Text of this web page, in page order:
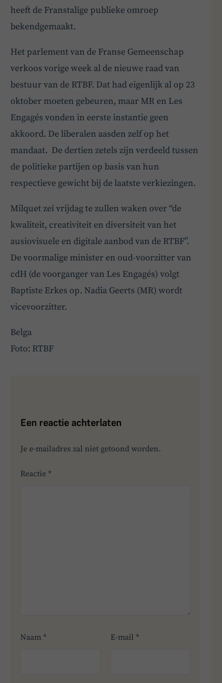
heeft de Franstalige publieke omroep
bekendgemaakt.
Het parlement van de Franse Gemeenschap
verkoos vorige week al de nieuwe raad van
bestuur van de RTBF. Dat had eigenlijk al op 23
oktober moeten gebeuren, maar MR en Les
Engagés vonden in eerste instantie geen
akkoord. De liberalen aasden zelf op het
mandaat. De dertien zetels zijn verdeeld tussen
de politieke partijen op basis van hun
respectieve gewicht bij de laatste verkiezingen.
Milquet zei vrijdag te zullen waken over “de
kwaliteit, creativiteit en diversiteit van het
ausiovisuele en digitale aanbod van de RTBF”.
De voormalige minister en oud-voorzitter van
cdH (de voorganger van Les Engagés) volgt
Baptiste Erkes op. Nadia Geerts (MR) wordt
vicevoorzitter.
Belga
Foto: RTBF
Een reactie achterlaten
Je e-mailadres zal niet getoond worden.
Reactie*
Naam* E-mail *